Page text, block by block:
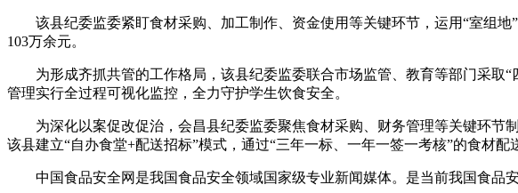
该县纪委监委紧盯食材采购、加工制作、资金使用等关键环节，运用“室组地
103万余元。
为形成齐抓共管的工作格局，该县纪委监委联合市场监管、教育等部门采取“
管理实行全过程可视化监控，全力守护学生饮食安全。
为深化以案促改促治，会昌县纪委监委聚焦食材采购、财务管理等关键环节制
该县建立“自办食堂+配送招标”模式，通过“三年一标、一年一签一考核”的食材
中国食品安全网是我国食品安全领域国家级专业新闻媒体。是当前我国食品安